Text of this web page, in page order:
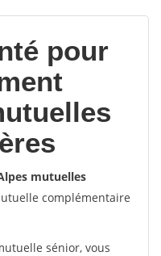
pour
mutuelles
complémentaire
sénior, vous